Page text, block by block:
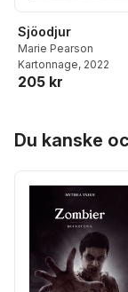
Sjöodjur
Marie Pearson
Kartonnage, 2022
205 kr
Du kanske